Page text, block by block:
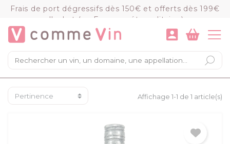
Frais de port dégressifs dès 150€ et offerts dès 199€
d'achat (en France métropolitaine)
×
Mon panier
Chargement du panier...
VOIR LE PANIER COMMANDER
Affichage 1-1 de 1 article(s)
Panneau de gestion des cookies